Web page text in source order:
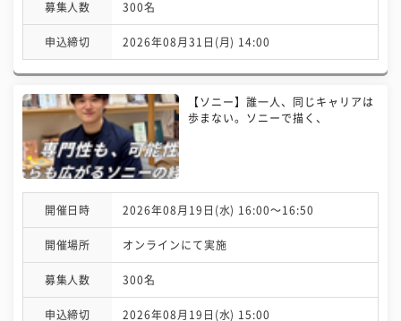
募集人数 300名
申込締切 2026年08月31日(月) 14:00
【ソニー】誰一人、同じキャリアは
歩まない。ソニーで描く、
開催日時 2026年08月19日(水) 16:00〜16:50
開催場所 オンラインにて実施
募集人数 300名
申込締切 2026年08月19日(水) 15:00